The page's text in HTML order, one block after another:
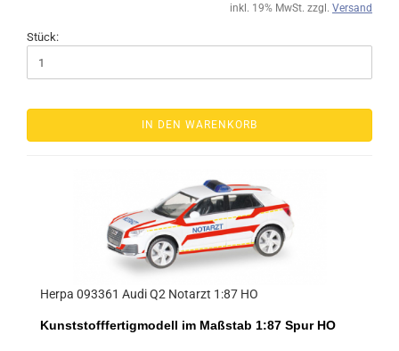
inkl. 19% MwSt. zzgl. Versand
Stück:
IN DEN WARENKORB
Herpa 093361 Audi Q2 Notarzt 1:87 HO
Kunststofffertigmodell im Maßstab 1:87 Spur HO